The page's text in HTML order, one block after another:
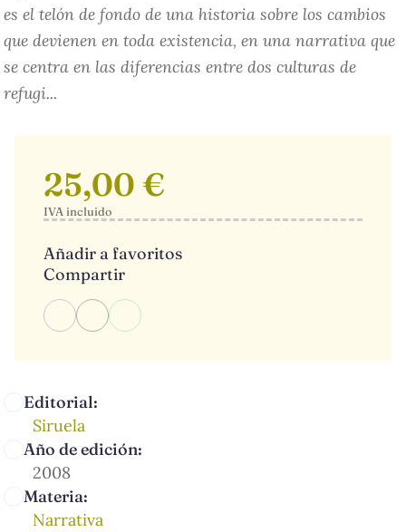
es el telón de fondo de una historia sobre los cambios
que devienen en toda existencia, en una narrativa que
se centra en las diferencias entre dos culturas de
refugi...
Editorial:
Siruela
Año de edición:
2008
Materia:
Narrativa
25,00 €
IVA incluido
Añadir a favoritos
Compartir